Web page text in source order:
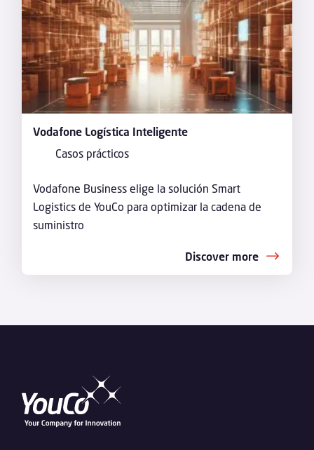
Vodafone Logística Inteligente
Casos prácticos
Vodafone Business elige la solución Smart
Logistics de YouCo para optimizar la cadena de
suministro
Discover more